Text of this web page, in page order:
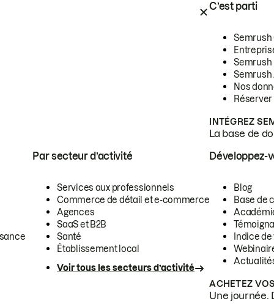
C’est parti
Semrush
Semrush
Semrush
Nos
INTÉGREZ
La base de
Par secteur d’activité
Services aux professionnels
Commerce de détail et e-commerce
Agences
SaaS et B2B
Santé
Établissement local
Voir tous les secteurs d’activité
Développez-
Blog
Base de
Indice
ACHETEZ
Une journée.